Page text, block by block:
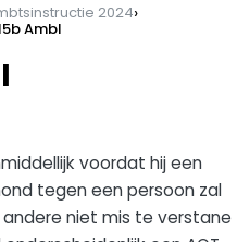
2024›
AmbI
voordat hij een
tegen een persoon zal
niet mis te verstane